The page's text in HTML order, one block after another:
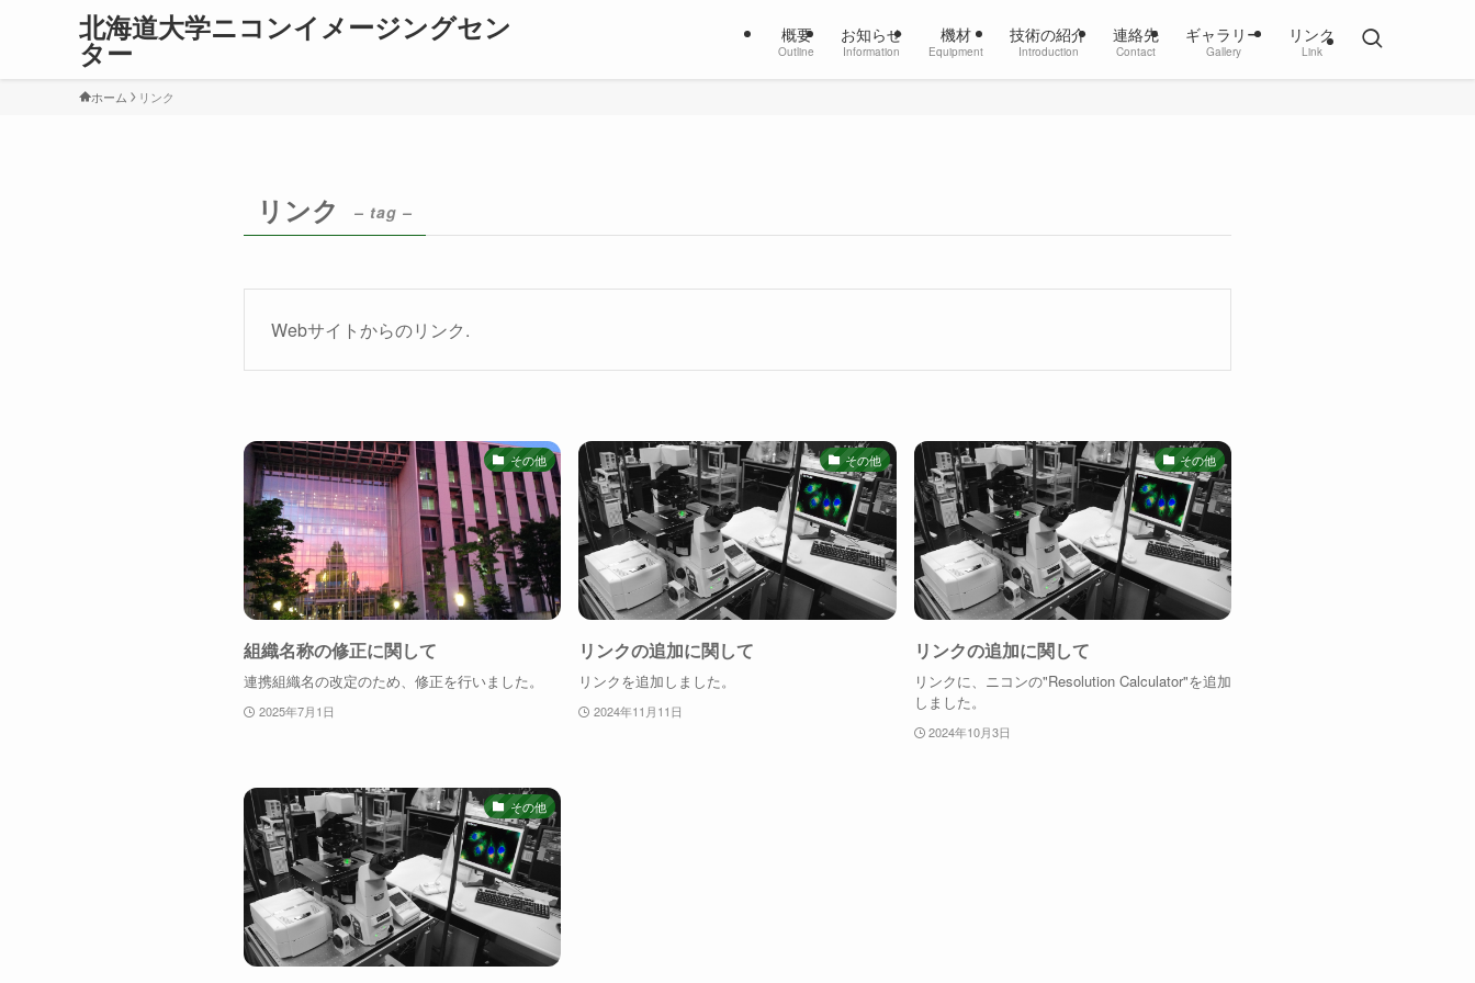
北海道大学ニコンイメージングセン
ター 概要
Outline
お知らせ
Information
機材
Equipment
技術の紹介
Introduction
連絡先
Contact
ギャラリー
Gallery
リンク
Link
ホーム リンク
リンク – tag –
Webサイトからのリンク.
その他
組織名称の修正に関して
連携組織名の改定のため、修正を行いました。
2025年7月1日
その他
リンクの追加に関して
リンクを追加しました。
2024年11月11日
その他
リンクの追加に関して
リンクに、ニコンの"Resolution Calculator"を追加
しました。
2024年10月3日
その他